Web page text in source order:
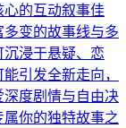
的互动叙事佳
变的故事线与多
浸于悬疑、恋
引发全新走向，
度剧情与自由决
你的独特故事之